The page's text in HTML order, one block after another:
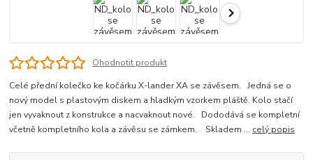
Ohodnotit produkt
Celé přední kolečko ke kočárku X-lander XA se závěsem. Jedná se o
nový model s plastovým diskem a hladkým vzorkem pláště. Kolo stačí
jen vyvaknout z konstrukce a nacvaknout nové. Dododává se kompletní
včetně kompletního kola a závěsu se zámkem. Skladem ... celý popis